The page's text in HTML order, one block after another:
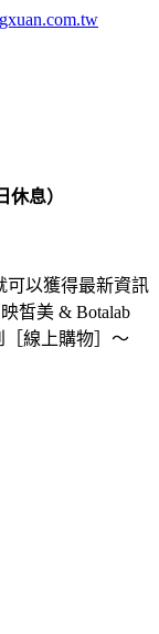
休息）
可以獲得最新資訊
皙美 & Botalab
線上購物］～